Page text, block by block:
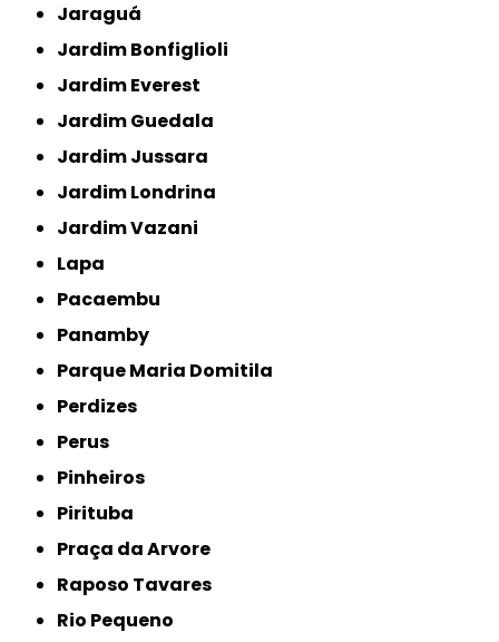
Jaraguá
Jardim Bonfiglioli
Jardim Everest
Jardim Guedala
Jardim Jussara
Jardim Londrina
Jardim Vazani
Lapa
Pacaembu
Panamby
Parque Maria Domitila
Perdizes
Perus
Pinheiros
Pirituba
Praça da Arvore
Raposo Tavares
Rio Pequeno